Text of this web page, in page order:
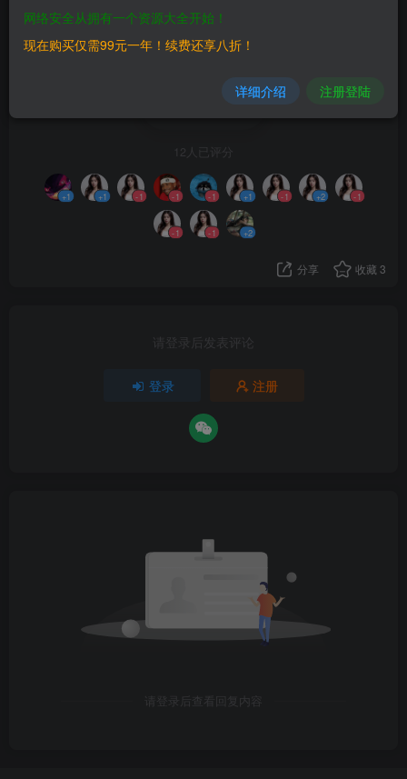
web渗透
12人已评分
+1 +1 -1 -1 -1 +1 -1 +2 -1
-1 -1 +2
分享 收藏 3
请登录后发表评论
登录 注册
请登录后查看回复内容
网络安全从拥有一个资源大全开始！
现在购买仅需99元一年！续费还享八折！
详细介绍 注册登陆